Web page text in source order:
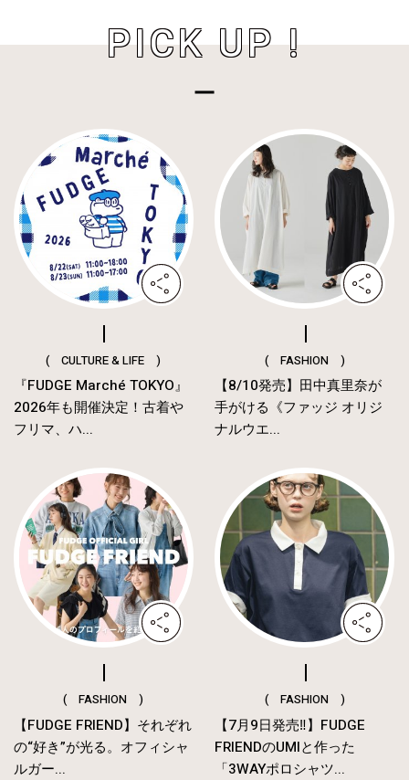
PICK UP !
( CULTURE & LIFE )
『FUDGE Marché TOKYO』
2026年も開催決定！古着や
フリマ、ハ...
( FASHION )
【8/10発売】田中真里奈が
手がける《ファッジ オリジ
ナルウエ...
( FASHION )
【FUDGE FRIEND】それぞれ
の“好き”が光る。オフィシャ
ルガー...
( FASHION )
【7月9日発売‼︎】FUDGE
FRIENDのUMIと作った
「3WAYポロシャツ...